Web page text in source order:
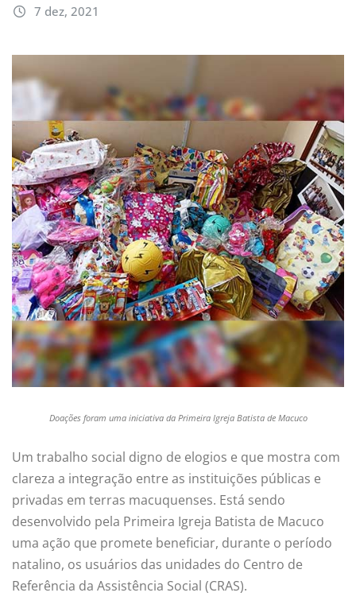
7 dez, 2021
Doações foram uma iniciativa da Primeira Igreja Batista de Macuco
Um trabalho social digno de elogios e que mostra com
clareza a integração entre as instituições públicas e
privadas em terras macuquenses. Está sendo
desenvolvido pela Primeira Igreja Batista de Macuco
uma ação que promete beneficiar, durante o período
natalino, os usuários das unidades do Centro de
Referência da Assistência Social (CRAS).